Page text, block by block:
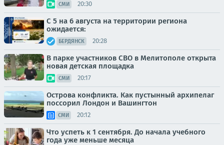
СМИ 20:30
С 5 на 6 августа на территории региона
ожидается:
БЕРДЯНСК 20:28
В парке участников СВО в Мелитополе открыта
новая детская площадка
СМИ 20:17
Острова конфликта. Как пустынный архипелаг
поссорил Лондон и Вашингтон
СМИ 20:12
Что успеть к 1 сентября. До начала учебного
года уже меньше месяца